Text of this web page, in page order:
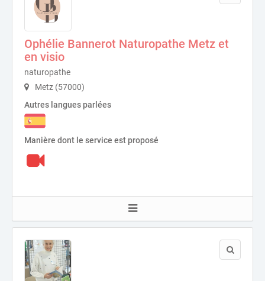
Ophélie Bannerot Naturopathe Metz et
en visio
naturopathe
Metz (57000)
Autres langues parlées
Manière dont le service est proposé